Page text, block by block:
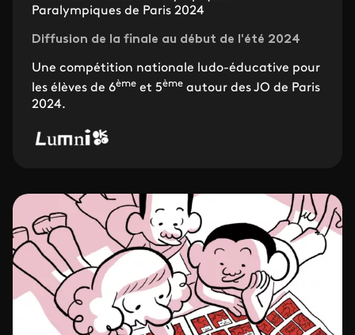
Paralympiques de Paris 2024
Diffusion de la finale au début de l'été 2024
Une compétition nationale ludo-éducative pour
les élèves de 6ème et 5ème autour des JO de Paris
2024.